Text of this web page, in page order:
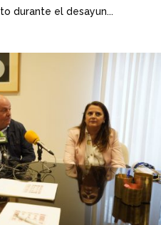
durante el desayun...